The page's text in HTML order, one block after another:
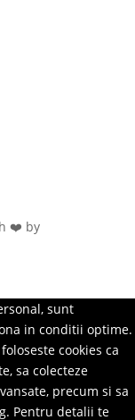
❤️ by
sunt
in conditii optime.
cookies ca
sa colecteze
precum si sa
Pentru detalii te